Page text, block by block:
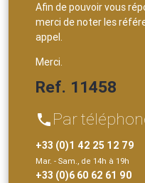
Afin de pouvoir vous
merci de noter les
appel.
Merci.
Ref. 11458
phone Par
+33 (0)1 42 25 12 79
Mar. - Sam., de 14h à 19h
+33 (0)6 60 62 61 90